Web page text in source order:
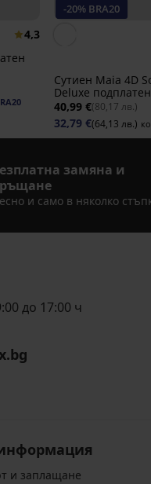
4,3
-20% BRA20
Сутиен Maia 4D
Deluxe подплатен
40,99 €(80,17 лв.)
32,79 €(64,13 лв.)
замяна и
и само в няколко
до 17:00 ч
и заплащане